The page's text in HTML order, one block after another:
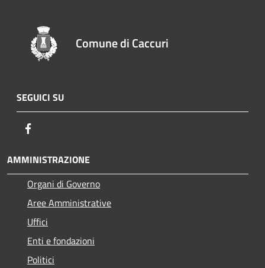
Comune di Caccuri
SEGUICI SU
AMMINISTRAZIONE
Organi di Governo
Aree Amministrative
Uffici
Enti e fondazioni
Politici